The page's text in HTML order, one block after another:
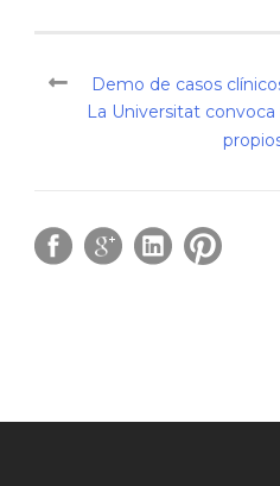
Demo de casos
La Universitat